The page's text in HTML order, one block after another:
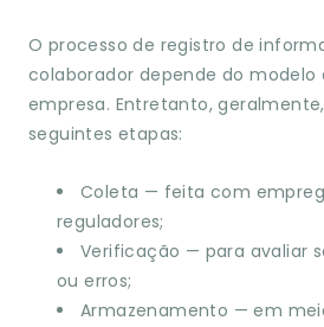
O processo de registro de
colaborador depende do modelo
empresa. Entretanto,
seguintes etapas:
Coleta — feita com
reguladores;
Verificação — para avaliar
ou erros;
Armazenamento — em